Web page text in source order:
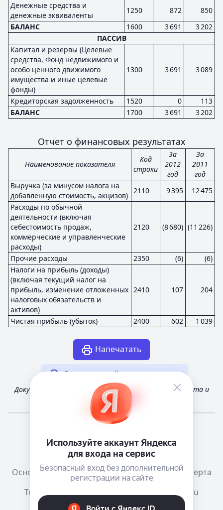
Денежные средства и
денежные эквиваленты
1250 872
850
БАЛАНС
1600 3 691
3 202
ПАССИВ
Капитал и резервы (Целевые
средства, Фонд недвижимого и
особо ценного движимого
имущества и иные целевые
фонды)
1300 3 691 3 089
Кредиторская задолженность 1520 0
113
БАЛАНС
1700 3 691 3 202
Отчет о финансовых результатах
Наименование показателя
Код
строки
За
2012
год
За
2011
год
Выручка (за минусом налога на
добавленную стоимость, акцизов)
2110 9 395
12 475
Расходы по обычной
деятельности (включая
себестоимость продаж,
коммерческие и управленческие
расходы)
2120 (8 680) (11 226)
Прочие расходы 2350 (6)
(6)
Налоги на прибыль (доходы)
(включая текущий налог на
прибыль, изменение отложенных
налоговых обязательств и
активов)
2410 107 204
Чистая прибыль (убыток) 2400 602 1 039
Напечатать
Другая случайная отчетность
Документ получен из открытых источников Росстата и
Федеральной налоговой службы России
Телеграм канал о сервисе
Основания размещения информации
Оферта
Тема:
mail@e-ecolog.ru